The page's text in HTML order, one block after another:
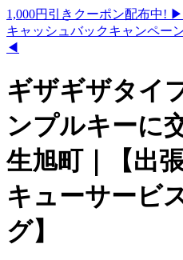
1,000円引きクーポン配布中! ▶
キャッシュバックキャンペー
◀
ギザギザタイ
ンプルキーに
生旭町｜【出
キューサービ
グ】